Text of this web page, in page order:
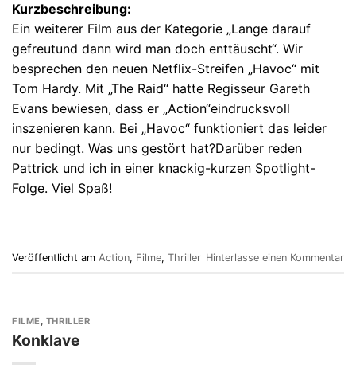
Kurzbeschreibung:
Ein weiterer Film aus der Kategorie „Lange darauf
gefreutund dann wird man doch enttäuscht“. Wir
besprechen den neuen Netflix-Streifen „Havoc“ mit
Tom Hardy. Mit „The Raid“ hatte Regisseur Gareth
Evans bewiesen, dass er „Action“eindrucksvoll
inszenieren kann. Bei „Havoc“ funktioniert das leider
nur bedingt. Was uns gestört hat?Darüber reden
Pattrick und ich in einer knackig-kurzen Spotlight-
Folge. Viel Spaß!
Veröffentlicht am Action, Filme, Thriller Hinterlasse einen Kommentar
FILME , THRILLER
Konklave